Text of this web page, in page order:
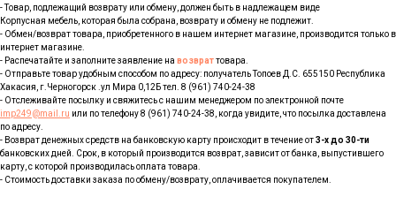
- Товар, подлежащий возврату или обмену, должен быть в надлежащем виде
Корпусная мебель, которая была собрана, возврату и обмену не подлежит.
- Обмен/возврат товара, приобретенного в нашем интернет магазине, производится только в
интернет магазине.
- Распечатайте и заполните заявление на возвраттовара.
- Отправьте товар удобным способом по адресу: получатель Топоев Д.С. 655150 Республика
Хакасия, г.Черногорск .ул Мира 0,12Б тел. 8 (961) 740-24-38
- Отслеживайте посылку и свяжитесь с нашим менеджером по электронной почте
imp249@mail.ru или по телефону 8 (961) 740-24-38, когда увидите, что посылка доставлена
по адресу.
- Возврат денежных средств на банковскую карту происходит в течение от3-х до 30-ти
банковских дней. Срок, в который производится возврат, зависит от банка, выпустившего
карту, с которой производилась оплата товара.
- Стоимость доставки заказа по обмену/возврату, оплачивается покупателем.